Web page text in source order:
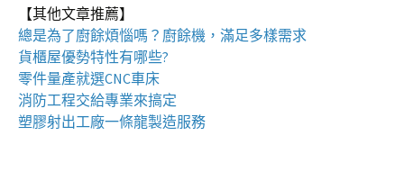
【其他文章推薦】
總是為了廚餘煩惱嗎？ 廚餘機 ，滿足多樣需求
貨櫃屋優勢特性有哪些?
零件量產就選CNC車床
消防工程交給專業來搞定
塑膠射出工廠一條龍製造服務